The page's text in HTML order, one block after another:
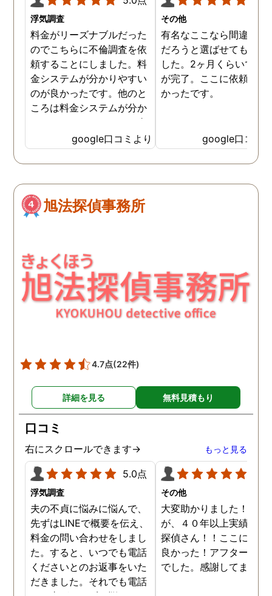
浮気調査
料金がリーズナブルだった
のでこちらに不倫調査を依
頼することにしました。料
金システムが分かりやすい
のが良かったです。他のと
ころは料金システムが分か
りづらくて、どれだけお金
がかかるか分からず不安だ
ったので、こちらで安心し
ました。 ありがとうござい
google口コミより
その他
有名なここなら間違いな
だろうと選ばせてもらい
した。2ヶ月くらいで調
が完了。ここに依頼して
かったです。
google口コミ
旭法探偵事務所
4.7点(22件)
詳細を見る 無料見積もり
口コミ
右にスクロールできます→ もっと見る
5.0点
浮気調査
夫の不貞に悩みに悩んで、
先ずはLINEで概要を伝え、
料金の問い合わせをしまし
た。すると、いつでも電話
くださいとのお返事をいた
だきました。それでも電話
その他
大変助かりました！！さ
が、４０年以上実績のあ
探偵さん！！ここに頼ん
良かった！アフターも完
でした。感謝してます。